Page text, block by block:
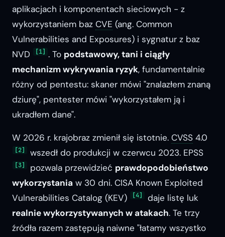
aplikacjach i komponentach sieciowych - z
wykorzystaniem baz CVE (ang. Common
Vulnerabilities and Exposures) i sygnatur z baz
NVD
[1] . To podstawowy, tani i ciągły
mechanizm wykrywania ryzyk, fundamentalnie
różny od pentestu: skaner mówi "znalazłem znaną
dziurę", pentester mówi "wykorzystałem ją i
ukradłem dane".
W 2026 r. krajobraz zmienił się istotnie. CVSS 4.0
[2] wszedł do produkcji w czerwcu 2023. EPSS
[3] pozwala przewidzieć prawdopodobieństwo
wykorzystania w 30 dni. CISA Known Exploited
Vulnerabilities Catalog (KEV)
[4]
daje listę luk
realnie wykorzystywanych w atakach. Te trzy
źródła razem zastępują naiwne "łatamy wszystko